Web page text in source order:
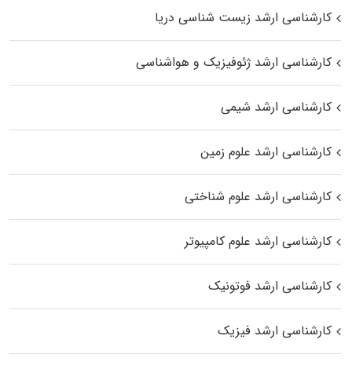
کارشناسی ارشد زیست‌ شناسی دریا
کارشناسی ارشد ژئوفیزیک و هواشناسی
کارشناسی ارشد شیمی
کارشناسی ارشد علوم زمین
کارشناسی ارشد علوم شناختی
کارشناسی ارشد علوم کامپیوتر
کارشناسی ارشد فوتونیک
کارشناسی ارشد فیزیک